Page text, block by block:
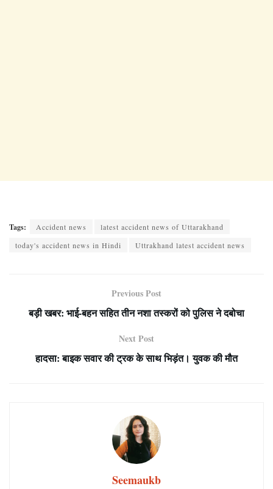
Tags: Accident news
latest accident news of Uttarakhand
today's accident news in Hindi
Uttrakhand latest accident news
Previous Post
बड़ी खबर: भाई-बहन सहित तीन नशा तस्करों को पुलिस ने दबोचा
Next Post
हादसा: बाइक सवार की ट्रक के साथ भिड़ंत। युवक की मौत
Seemaukb